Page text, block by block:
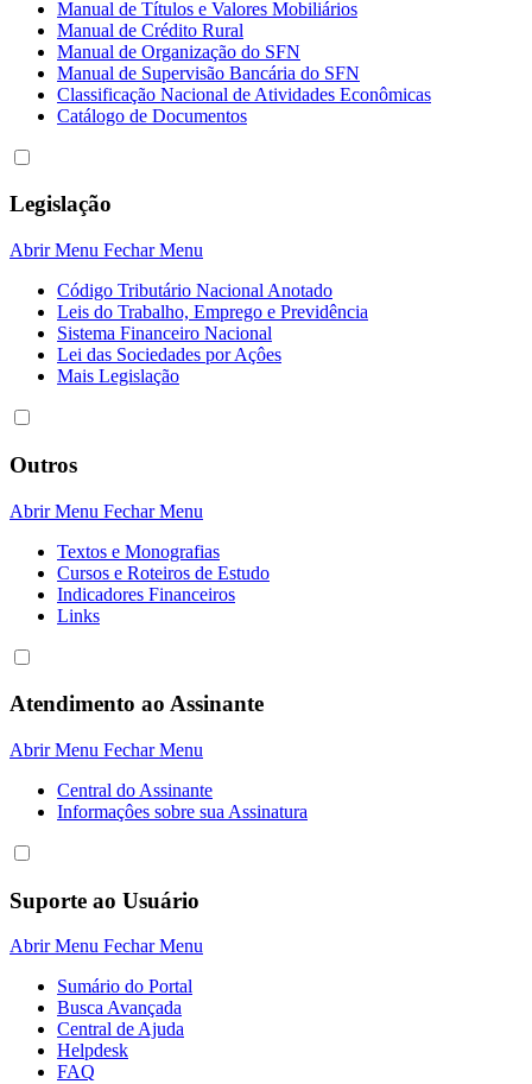
Manual de Títulos e Valores Mobiliários
Manual de Crédito Rural
Manual de Organização do SFN
Manual de Supervisão Bancária do SFN
Classificação Nacional de Atividades Econômicas
Catálogo de Documentos
Legislação
Abrir Menu Fechar Menu
Código Tributário Nacional Anotado
Leis do Trabalho, Emprego e Previdência
Sistema Financeiro Nacional
Lei das Sociedades por Açôes
Mais Legislação
Outros
Abrir Menu Fechar Menu
Textos e Monografias
Cursos e Roteiros de Estudo
Indicadores Financeiros
Links
Atendimento ao Assinante
Abrir Menu Fechar Menu
Central do Assinante
Informaçôes sobre sua Assinatura
Suporte ao Usuário
Abrir Menu Fechar Menu
Sumário do Portal
Busca Avançada
Central de Ajuda
Helpdesk
FAQ